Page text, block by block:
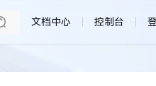
文档中心 控制台